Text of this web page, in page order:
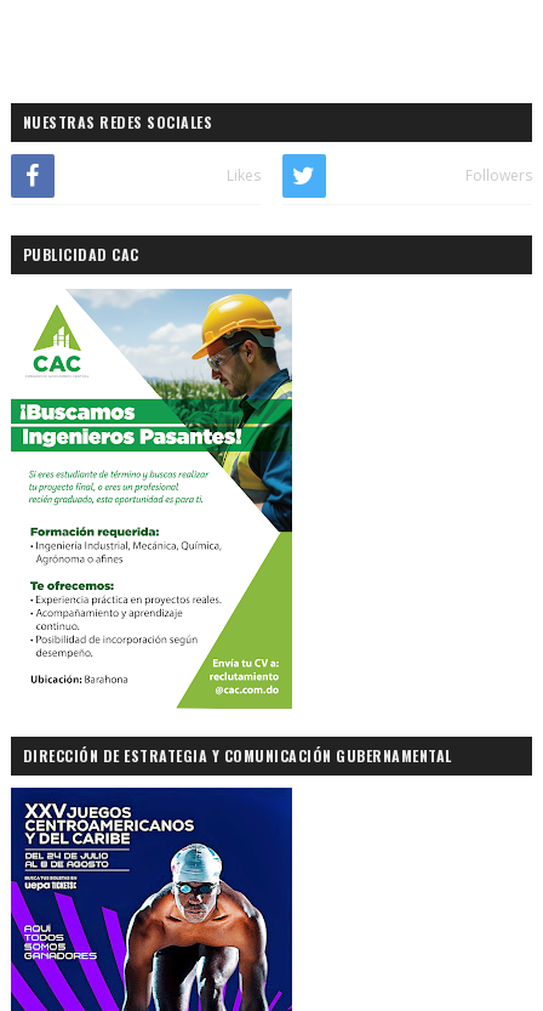
NUESTRAS REDES SOCIALES
Likes Followers
PUBLICIDAD CAC
DIRECCIÓN DE ESTRATEGIA Y COMUNICACIÓN GUBERNAMENTAL